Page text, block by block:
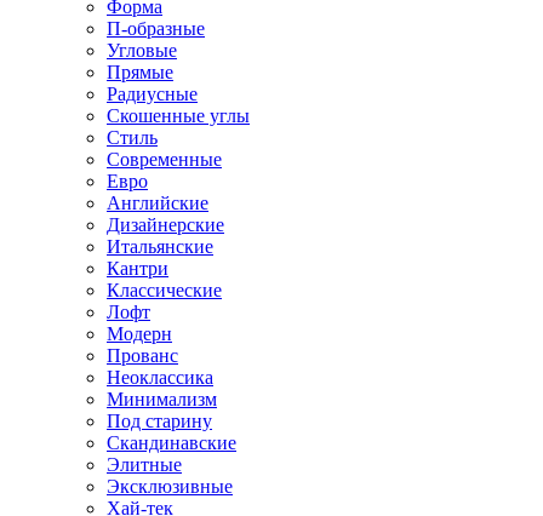
Форма
П-образные
Угловые
Прямые
Радиусные
Скошенные углы
Стиль
Современные
Евро
Английские
Дизайнерские
Итальянские
Кантри
Классические
Лофт
Модерн
Прованс
Неоклассика
Минимализм
Под старину
Скандинавские
Элитные
Эксклюзивные
Хай-тек